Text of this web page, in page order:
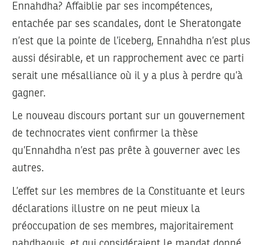
Ennahdha? Affaiblie par ses incompétences,
entachée par ses scandales, dont le Sheratongate
n’est que la pointe de l’iceberg, Ennahdha n’est plus
aussi désirable, et un rapprochement avec ce parti
serait une mésalliance où il y a plus à perdre qu’à
gagner.
Le nouveau discours portant sur un gouvernement
de technocrates vient confirmer la thèse
qu’Ennahdha n’est pas prête à gouverner avec les
autres.
L’effet sur les membres de la Constituante et leurs
déclarations illustre on ne peut mieux la
préoccupation de ses membres, majoritairement